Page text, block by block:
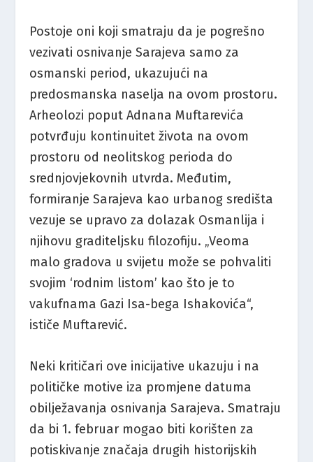
Postoje oni koji smatraju da je pogrešno
vezivati osnivanje Sarajeva samo za
osmanski period, ukazujući na
predosmanska naselja na ovom prostoru.
Arheolozi poput Adnana Muftarevića
potvrđuju kontinuitet života na ovom
prostoru od neolitskog perioda do
srednjovjekovnih utvrda. Međutim,
formiranje Sarajeva kao urbanog središta
vezuje se upravo za dolazak Osmanlija i
njihovu graditeljsku filozofiju. „Veoma
malo gradova u svijetu može se pohvaliti
svojim ‘rodnim listom’ kao što je to
vakufnama Gazi Isa-bega Ishakovića“,
ističe Muftarević.
Neki kritičari ove inicijative ukazuju i na
političke motive iza promjene datuma
obilježavanja osnivanja Sarajeva. Smatraju
da bi 1. februar mogao biti korišten za
potiskivanje značaja drugih historijskih